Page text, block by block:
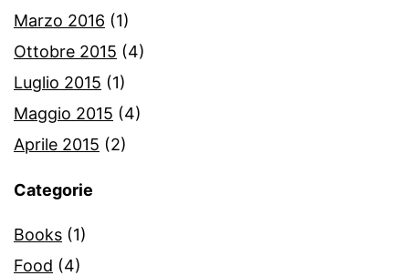
Marzo 2016 (1)
Ottobre 2015 (4)
Luglio 2015 (1)
Maggio 2015 (4)
Aprile 2015 (2)
Categorie
Books (1)
Food (4)